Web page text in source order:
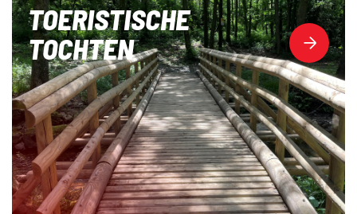
TOERISTISCHE
TOCHTEN